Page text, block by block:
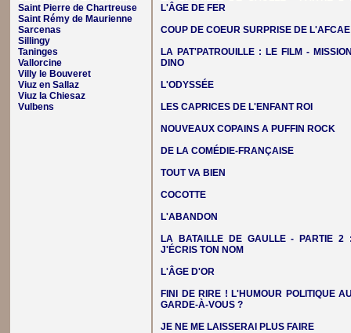
Saint Pierre de Chartreuse
Saint Rémy de Maurienne
Sarcenas
Sillingy
Taninges
Vallorcine
Villy le Bouveret
Viuz en Sallaz
Viuz la Chiesaz
Vulbens
L'ÂGE DE FER
COUP DE COEUR SURPRISE DE L'AFCAE
LA PAT'PATROUILLE : LE FILM -
DINO
L'ODYSSÉE
LES CAPRICES DE L'ENFANT ROI
NOUVEAUX COPAINS A PUFFIN ROCK
DE LA COMÉDIE-FRANÇAISE
TOUT VA BIEN
COCOTTE
L'ABANDON
LA BATAILLE DE GAULLE - PARTIE 2
J'ÉCRIS TON NOM
L'ÂGE D'OR
FINI DE RIRE ! L'HUMOUR POLITIQUE
GARDE-À-VOUS ?
JE NE ME LAISSERAI PLUS FAIRE